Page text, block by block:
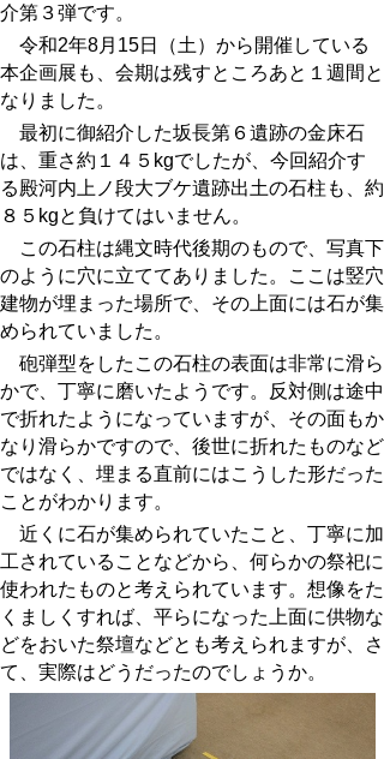
介第３弾です。
令和2年8月15日（土）から開催している
本企画展も、会期は残すところあと１週間と
なりました。
最初に御紹介した坂長第６遺跡の金床石
は、重さ約１４５kgでしたが、今回紹介す
る殿河内上ノ段大ブケ遺跡出土の石柱も、約
８５kgと負けてはいません。
この石柱は縄文時代後期のもので、写真下
のように穴に立ててありました。ここは竪穴
建物が埋まった場所で、その上面には石が集
められていました。
砲弾型をしたこの石柱の表面は非常に滑ら
かで、丁寧に磨いたようです。反対側は途中
で折れたようになっていますが、その面もか
なり滑らかですので、後世に折れたものなど
ではなく、埋まる直前にはこうした形だった
ことがわかります。
近くに石が集められていたこと、丁寧に加
工されていることなどから、何らかの祭祀に
使われたものと考えられています。想像をた
くましくすれば、平らになった上面に供物な
どをおいた祭壇などとも考えられますが、さ
て、実際はどうだったのでしょうか。